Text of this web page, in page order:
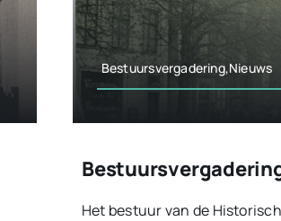
Bestuursvergadering,Nieuws
Het bestuur van de